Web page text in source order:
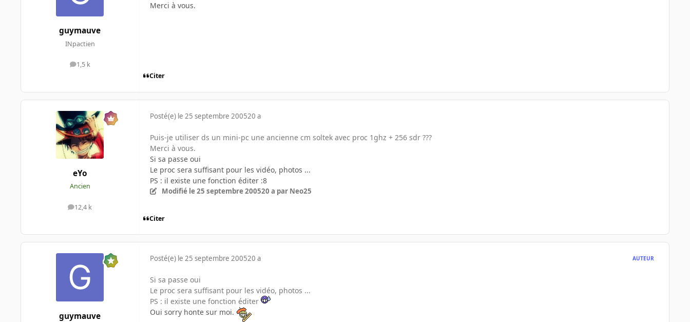
guymauve
INpactien
1,5 k
messages
Merci à vous.
Citer
eYo
Ancien
12,4 k
messages
Posté(e) le 25 septembre 200520 a
Puis-je utiliser ds un mini-pc une ancienne cm soltek avec proc 1ghz + 256 sdr ???
Merci à vous.
Si sa passe oui
Le proc sera suffisant pour les vidéo, photos ...
PS : il existe une fonction éditer :8
Modifié le 25 septembre 200520 a par Neo25
Citer
guymauve
Posté(e) le 25 septembre 200520 a AUTEUR
Si sa passe oui
Le proc sera suffisant pour les vidéo, photos ...
PS : il existe une fonction éditer
Oui sorry honte sur moi.